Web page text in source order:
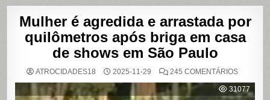
Mulher é agredida e arrastada por
quilômetros após briga em casa
de shows em São Paulo
ATROCIDADES18 2025-11-29 245 COMENTÁRIOSEM
É
31077